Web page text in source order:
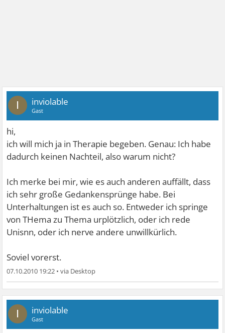
I inviolable
Gast
hi,
ich will mich ja in Therapie begeben. Genau: Ich habe
dadurch keinen Nachteil, also warum nicht?
Ich merke bei mir, wie es auch anderen auffällt, dass
ich sehr große Gedankensprünge habe. Bei
Unterhaltungen ist es auch so. Entweder ich springe
von THema zu Thema urplötzlich, oder ich rede
Unisnn, oder ich nerve andere unwillkürlich.
Soviel vorerst.
07.10.2010 19:22 •
I inviolable
Gast